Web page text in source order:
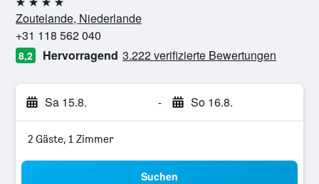
4 Sterne
Zoutelande, Niederlande
+31 118 562 040
8,2 Hervorragend 3.222 verifizierte Bewertungen
Sa 15.8. - So 16.8.
2 Gäste, 1 Zimmer
Suchen